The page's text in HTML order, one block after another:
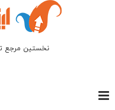
نخستین مرجع